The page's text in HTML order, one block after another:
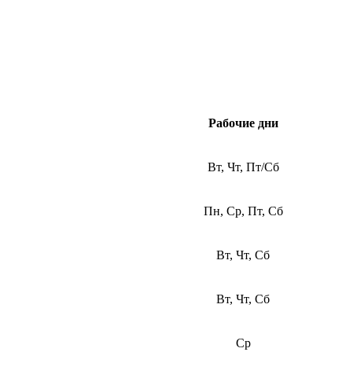
Рабочие дни
Вт, Чт, Пт/Сб
Пн, Ср, Пт, Сб
Вт, Чт, Сб
Вт, Чт, Сб
Ср